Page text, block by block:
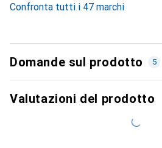
Confronta tutti i 47 marchi
Domande sul prodotto 5
Valutazioni del prodotto